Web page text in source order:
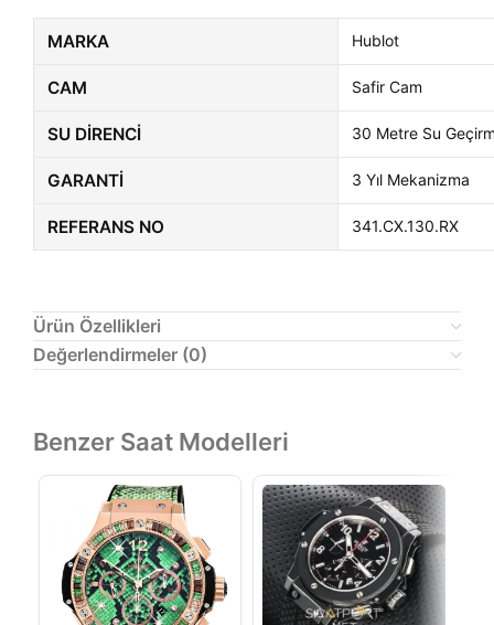
MARKA Hublot
CAM Safir Cam
SU DIRENCI 30 Metre Su
GARANTI 3 Yıl Mekanizma
REFERANS NO 341.CX.130.RX
Ürün Özellikleri
Değerlendirmeler (0)
Benzer Saat Modelleri